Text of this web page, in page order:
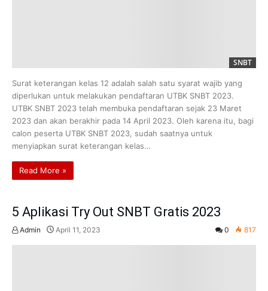
SNBT
Surat keterangan kelas 12 adalah salah satu syarat wajib yang
diperlukan untuk melakukan pendaftaran UTBK SNBT 2023.
UTBK SNBT 2023 telah membuka pendaftaran sejak 23 Maret
2023 dan akan berakhir pada 14 April 2023. Oleh karena itu, bagi
calon peserta UTBK SNBT 2023, sudah saatnya untuk
menyiapkan surat keterangan kelas…
Read More »
5 Aplikasi Try Out SNBT Gratis 2023
Admin April 11, 2023 0 817